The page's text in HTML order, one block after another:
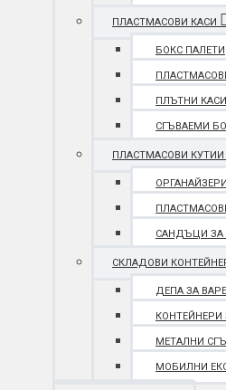
ПЛАСТМАСОВИ КАСИ
БОКС ПАЛЕТИ
ПЛЪТНИ КАСИ
СГЪВАЕМИ
ПЛАСТМАСОВИ КУТИИ
ОРГАНАЙЗЕРИ
САНДЪЦИ ЗА
СКЛАДОВИ
ДЕПА ЗА
КОНТЕЙНЕРИ
МЕТАЛНИ
МОБИЛНИ